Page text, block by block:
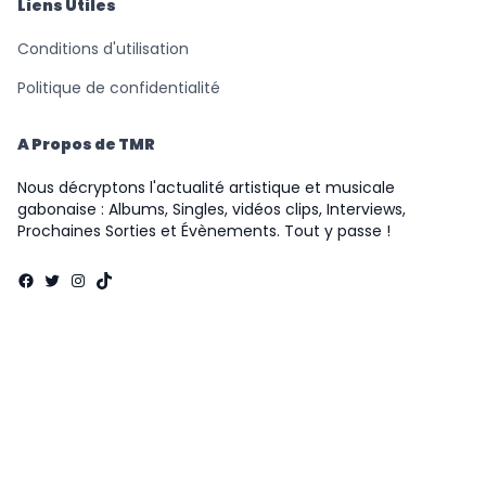
Liens Utiles
Conditions d'utilisation
Politique de confidentialité
A Propos de TMR
Nous décryptons l'actualité artistique et musicale
gabonaise : Albums, Singles, vidéos clips, Interviews,
Prochaines Sorties et Évènements. Tout y passe !
Facebook
Twitter
Instagram
TikTok